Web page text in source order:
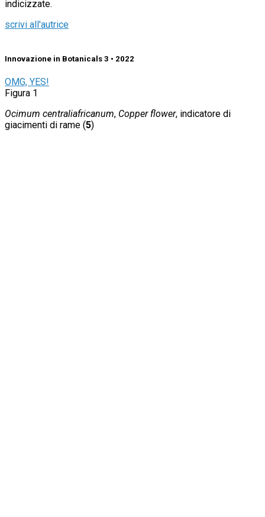
indicizzate.
scrivi all'autrice
Innovazione in Botanicals 3 • 2022
OMG, YES!
Figura 1
Ocimum centraliafricanum, Copper flower, indicatore di
giacimenti di rame (5)